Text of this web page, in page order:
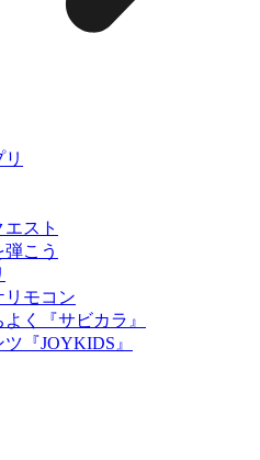
スト
こう
リモコン
く『サビカラ』
『JOYKIDS』